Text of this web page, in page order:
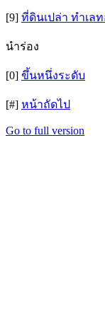
[9] ที่ดินเปล่า ทำเล
นำร่อง
[0] ขึ้นหนึ่งระดับ
[#] หน้าถัดไป
Go to full version